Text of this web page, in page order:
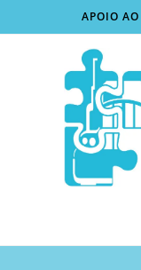
to
APOIO